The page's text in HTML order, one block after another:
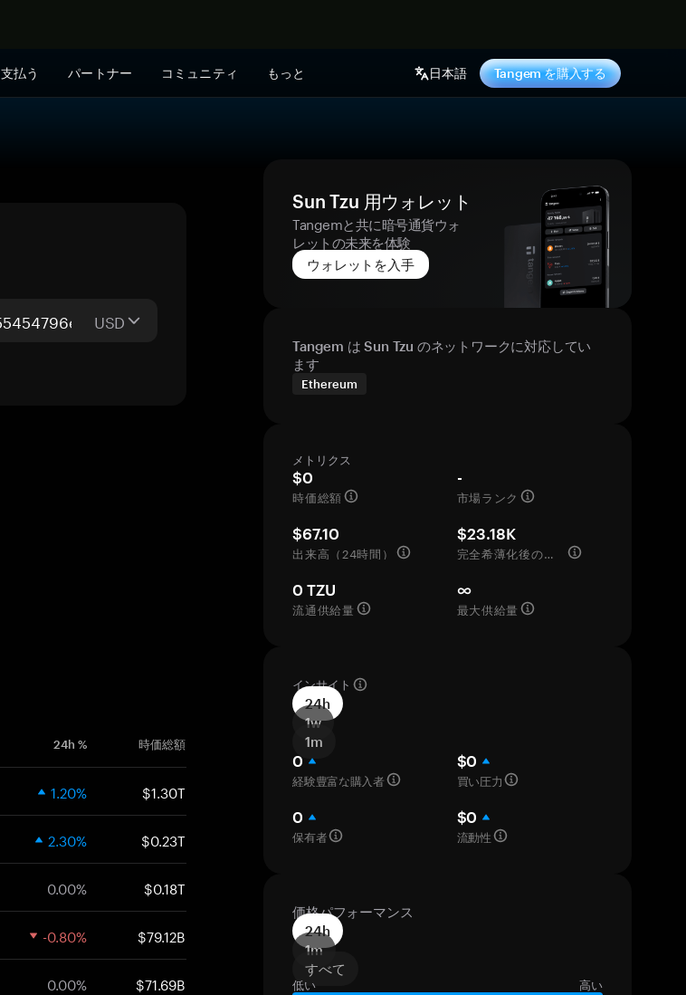
支払う パートナー コミュニティ もっと 日本語 Tangem を購入する
USD
Sun Tzu 用ウォレット
Tangemと共に暗号通貨ウォ
レットの未来を体験
ウォレットを入手
Tangem は Sun Tzu のネットワークに対応してい
ます
Ethereum
メトリクス
$0
時価総額
-
市場ランク
$67.10
出来高（24時間）
$23.18K
完全希薄化後の評価額
0 TZU
流通供給量
∞
最大供給量
インサイト
24h
1w
1m
0
経験豊富な購入者
$0
買い圧力
0
保有者
$0
流動性
価格パフォーマンス
24h
1m
すべて
低い 高い
24h % 時価総額
1.20% $1.30T
2.30% $0.23T
0.00% $0.18T
-0.80% $79.12B
0.00% $71.69B